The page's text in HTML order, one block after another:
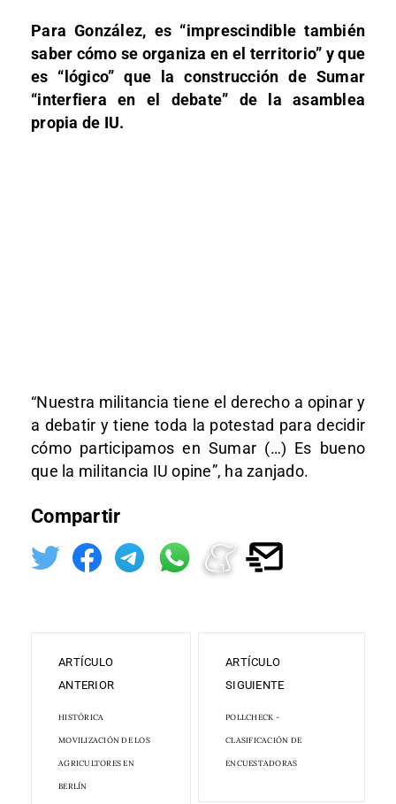
Para González, es “imprescindible también
saber cómo se organiza en el territorio” y que
es “lógico” que la construcción de Sumar
“interfiera en el debate” de la asamblea
propia de IU.
“Nuestra militancia tiene el derecho a opinar y
a debatir y tiene toda la potestad para decidir
cómo participamos en Sumar (…) Es bueno
que la militancia IU opine”, ha zanjado.
Compartir
ARTÍCULO
ANTERIOR
HISTÓRICA
MOVILIZACIÓN DE LOS
AGRICULTORES EN
BERLÍN
ARTÍCULO
SIGUIENTE
POLLCHECK -
CLASIFICACIÓN DE
ENCUESTADORAS